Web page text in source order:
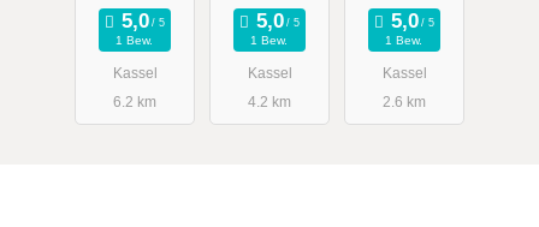
Praxis
1 Bew.
Kassel
6.2 km
Heilhaus
1 Bew.
Kassel
4.2 km
Eckhardt-
Nendzig
1 Bew.
Kassel
2.6 km